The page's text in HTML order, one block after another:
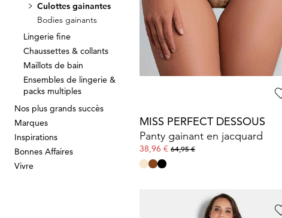
Culottes gainantes
Bodies gainants
Lingerie fine
Chaussettes & collants
Maillots de bain
Ensembles de lingerie &
packs multiples
Nos plus grands succès
Marques
Inspirations
Bonnes Affaires
Vivre
SASSA
Panty renforcé
19,95 €
MISS PERFECT DESSOUS
Panty gainant en jacquard
38,96 € 64,95 €